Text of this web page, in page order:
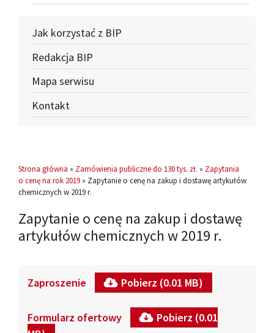
Strona główna » Zamówienia publiczne do 130 tys. zł. » Zapytania
o cenę na rok 2019 » Zapytanie o cenę na zakup i dostawę artykułów
chemicznych w 2019 r.
Zapytanie o cenę na zakup i dostawę
artykułów chemicznych w 2019 r.
Zaproszenie Pobierz (0.01 MB)
Formularz ofertowy
Pobierz (0.01
Jak korzystać z BIP
Redakcja BIP
Mapa serwisu
Kontakt